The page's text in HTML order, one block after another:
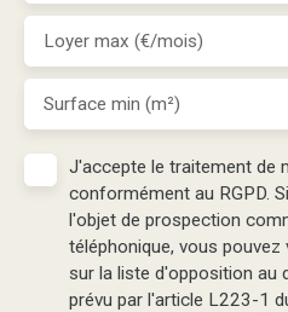
Loyer max (€/mois)
Surface min (m²)
J'accepte le traitement de
conformément au RGPD.
l'objet de prospection
téléphonique, vous
sur la liste d'opposition au
prévu par l'article L223-1